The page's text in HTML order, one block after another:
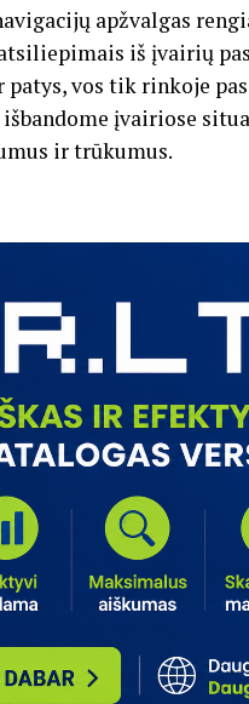
apžvalgas
iš įvairių
vos tik rinkoje
įvairiose
ir trūkumus.